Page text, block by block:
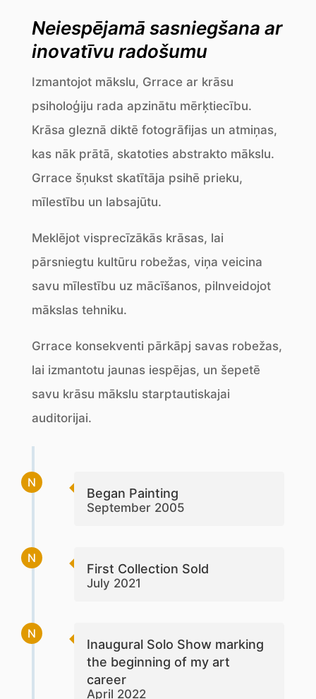
Neiespējamā sasniegšana ar
inovatīvu radošumu
Izmantojot mākslu, Grrace ar krāsu
psiholoģiju rada apzinātu mērķtiecību.
Krāsa gleznā diktē fotogrāfijas un atmiņas,
kas nāk prātā, skatoties abstrakto mākslu.
Grrace šņukst skatītāja psihē prieku,
mīlestību un labsajūtu.
Meklējot visprecīzākās krāsas, lai
pārsniegtu kultūru robežas, viņa veicina
savu mīlestību uz mācīšanos, pilnveidojot
mākslas tehniku.
Grrace konsekventi pārkāpj savas robežas,
lai izmantotu jaunas iespējas, un šepetē
savu krāsu mākslu starptautiskajai
auditorijai.
N
Began Painting
September 2005
N
First Collection Sold
July 2021
N
Inaugural Solo Show marking
the beginning of my art
career
April 2022